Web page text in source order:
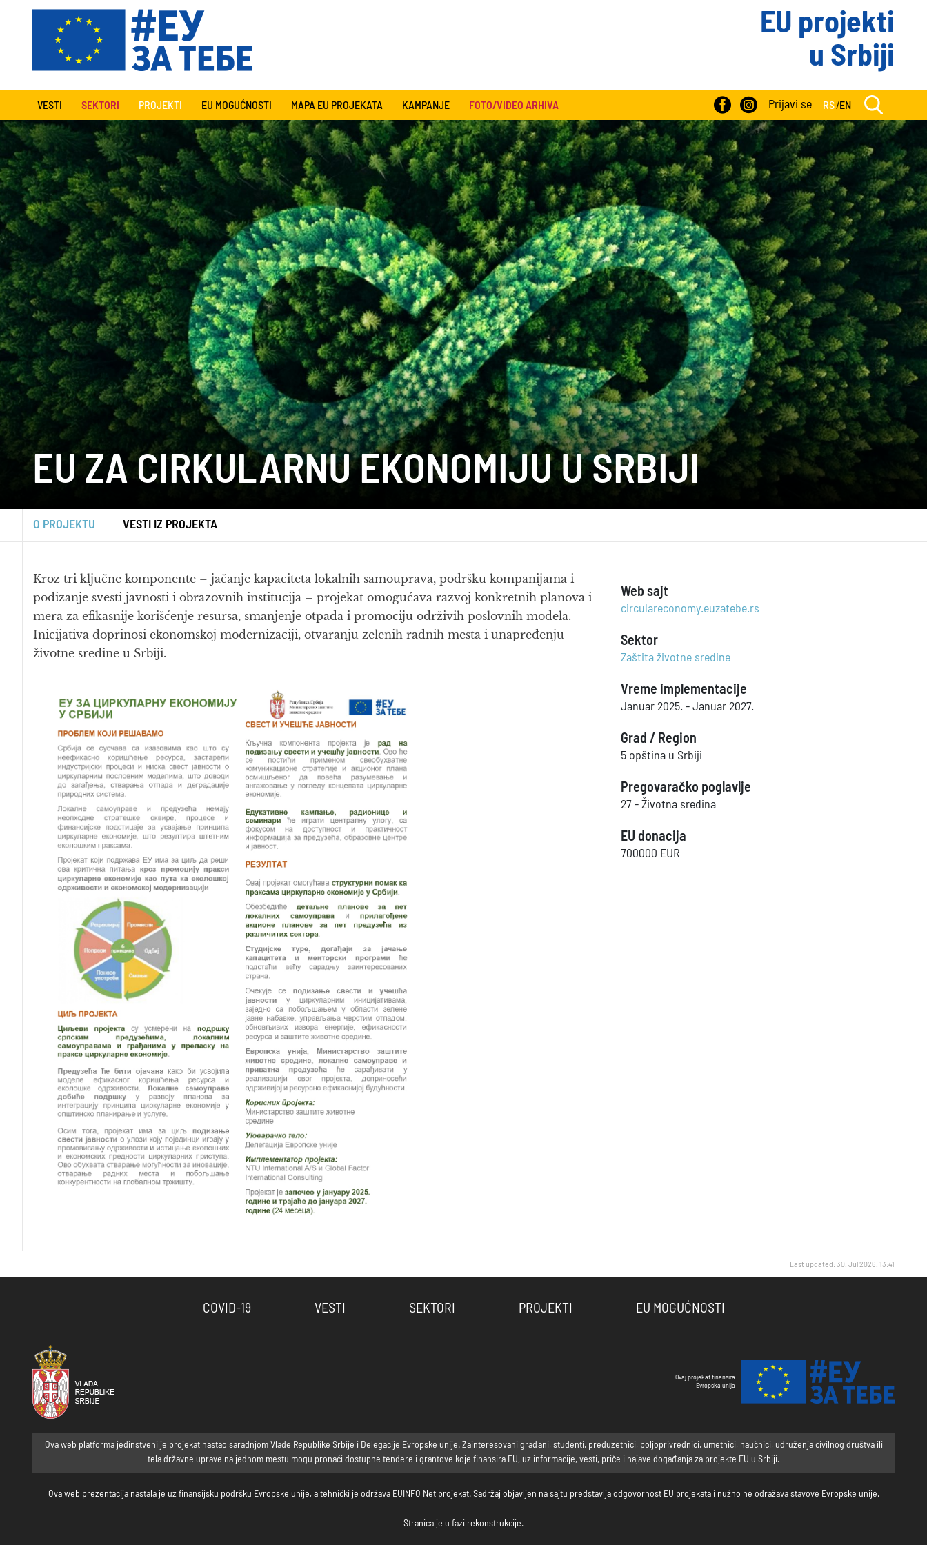
EU projekti
u Srbiji
VESTI SEKTORI PROJEKTI EU MOGUĆNOSTI MAPA EU PROJEKATA KAMPANJE FOTO/VIDEO ARHIVA Prijavi se RS/EN
EU ZA CIRKULARNU EKONOMIJU U SRBIJI
O PROJEKTU VESTI IZ PROJEKTA
Kroz tri ključne komponente – jačanje kapaciteta lokalnih samouprava, podršku kompanijama i
podizanje svesti javnosti i obrazovnih institucija – projekat omogućava razvoj konkretnih planova i
mera za efikasnije korišćenje resursa, smanjenje otpada i promociju održivih poslovnih modela.
Inicijativa doprinosi ekonomskoj modernizaciji, otvaranju zelenih radnih mesta i unapređenju
životne sredine u Srbiji.
Web sajt
circulareconomy.euzatebe.rs
Sektor
Zaštita životne sredine
Vreme implementacije
Januar 2025. - Januar 2027.
Grad / Region
5 opština u Srbiji
Pregovaračko poglavlje
27 - Životna sredina
EU donacija
700000 EUR
Last updated: 30. Jul 2026. 13:41
COVID-19 VESTI SEKTORI PROJEKTI EU MOGUĆNOSTI
Ovaj projekat finansira
Evropska unija
Ova web platforma jedinstveni je projekat nastao saradnjom Vlade Republike Srbije i Delegacije Evropske unije. Zainteresovani građani, studenti, preduzetnici, poljoprivrednici, umetnici, naučnici, udruženja civilnog društva ili
tela državne uprave na jednom mestu mogu pronaći dostupne tendere i grantove koje finansira EU, uz informacije, vesti, priče i najave događanja za projekte EU u Srbiji.
Ova web prezentacija nastala je uz finansijsku podršku Evropske unije, a tehnički je održava EUINFO Net projekat. Sadržaj objavljen na sajtu predstavlja odgovornost EU projekata i nužno ne odražava stavove Evropske unije.
Stranica je u fazi rekonstrukcije.